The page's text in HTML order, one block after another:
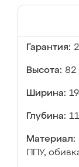
Гарантия:
Высота: 82
Ширина:
Глубина:
Материал:
ППУ,